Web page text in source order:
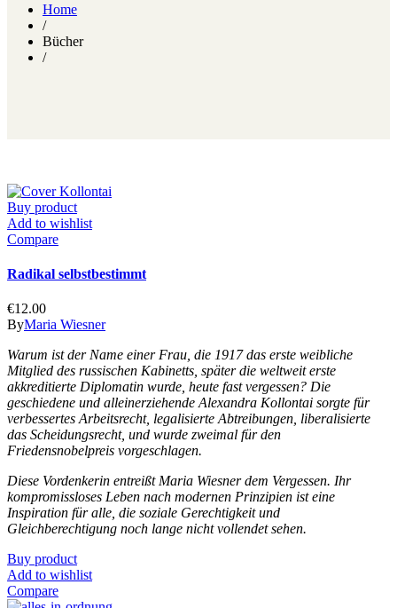
Home
/
Bücher
/
Buy product
Add to wishlist
Compare
Radikal selbstbestimmt
€12.00
ByMaria Wiesner
Warum ist der Name einer Frau, die 1917 das erste weibliche
Mitglied des russischen Kabinetts, später die weltweit erste
akkreditierte Diplomatin wurde, heute fast vergessen? Die
geschiedene und alleinerziehende Alexandra Kollontai sorgte für
verbessertes Arbeitsrecht, legalisierte Abtreibungen, liberalisierte
das Scheidungsrecht, und wurde zweimal für den
Friedensnobelpreis vorgeschlagen.
Diese Vordenkerin entreißt Maria Wiesner dem Vergessen. Ihr
kompromissloses Leben nach modernen Prinzipien ist eine
Inspiration für alle, die soziale Gerechtigkeit und
Gleichberechtigung noch lange nicht vollendet sehen.
Buy product
Add to wishlist
Compare